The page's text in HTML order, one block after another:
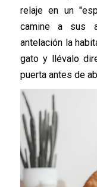
relaje en un
camine a sus
antelación la
gato y llévalo
puerta antes de